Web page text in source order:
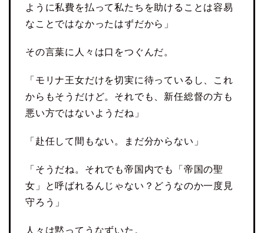
ように私費を払って私たちを助けることは容易
なことではなかったはずだから」
その言葉に人々は口をつぐんだ。
「モリナ王女だけを切実に待っているし、これ
からもそうだけど。それでも、新任総督の方も
悪い方ではないようだね」
「赴任して間もない。まだ分からない」
「そうだね。それでも帝国内でも「帝国の聖
女」と呼ばれるんじゃない？どうなのか一度見
守ろう」
人々は黙ってうなずいた。